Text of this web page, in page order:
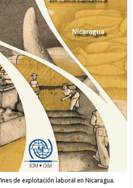
de explotación laboral en Nicaragua.